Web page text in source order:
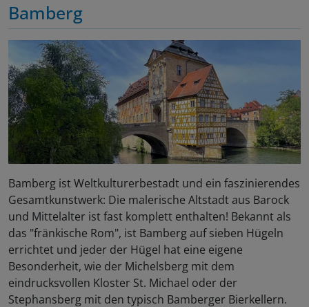
Bamberg
Bamberg ist Weltkulturerbestadt und ein faszinierendes
Gesamtkunstwerk: Die malerische Altstadt aus Barock
und Mittelalter ist fast komplett enthalten! Bekannt als
das "fränkische Rom", ist Bamberg auf sieben Hügeln
errichtet und jeder der Hügel hat eine eigene
Besonderheit, wie der Michelsberg mit dem
eindrucksvollen Kloster St. Michael oder der
Stephansberg mit den typisch Bamberger Bierkellern.